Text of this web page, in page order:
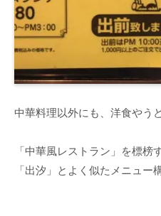
中華料理以外にも、洋食やう
「中華風レストラン」を標榜
「出汐」とよく似たメニュー